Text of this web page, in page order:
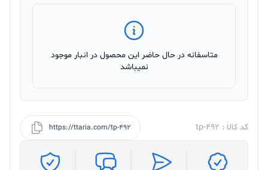
متاسفانه در حال حاضر این محصول در انبار موجود
نمیباشد
کد کالا : tp-492 https://ttaria.com/tp-492